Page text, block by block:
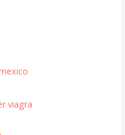
viagra